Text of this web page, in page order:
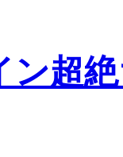
ン超